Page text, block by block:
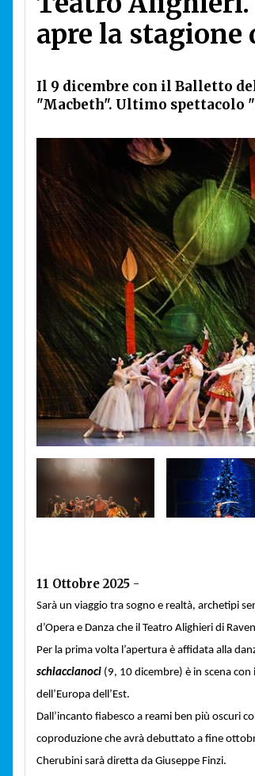
apre la stagione
Il 9 dicembre con il Balletto
"Macbeth". Ultimo spettacolo
11 Ottobre 2025 -
Sarà un viaggio tra sogno e realtà, archetipi
d’Opera e Danza che il Teatro Alighieri di
Per la prima volta l’apertura è affidata alla
schiaccianoci (9, 10 dicembre) è in scena
dell’Europa dell’Est.
Dall’incanto fiabesco a reami ben più oscuri
coproduzione che avrà debuttato a fine
Cherubini sarà diretta da Giuseppe Finzi.